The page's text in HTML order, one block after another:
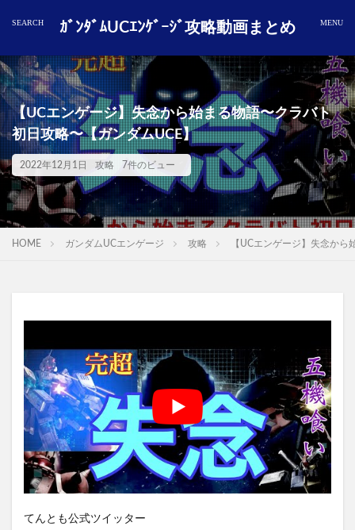
ｶﾞﾝﾀﾞﾑUCｴﾝｹﾞｰｼﾞ攻略動画まとめ
【UCエンゲージ】失念から始まる物語〜クラバト
初日攻略〜【ガンダムUCE】
2022年12月1日 攻略 7件のビュー
HOME ガンダムUCエンゲージ 攻略 【UCエンゲージ】失念か
てんとも公式ツイッター